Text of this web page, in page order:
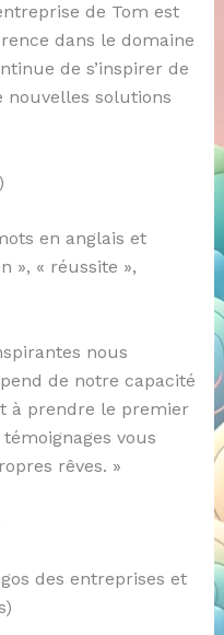
de Tom est
dans le domaine
de s’inspirer de
solutions
en anglais et
», « réussite »,
nous
de notre capacité
à prendre le premier
vous
rêves. »
des entreprises et